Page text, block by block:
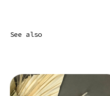
See also